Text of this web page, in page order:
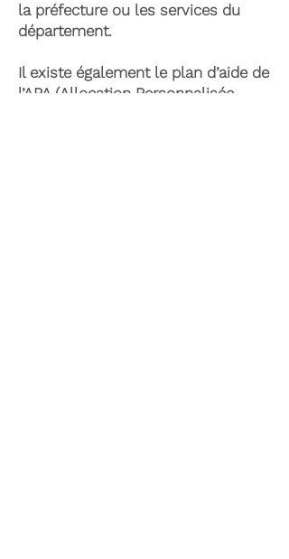
la préfecture ou les services du
département.
Il existe également le plan d’aide de
l’APA (Allocation Personnalisée